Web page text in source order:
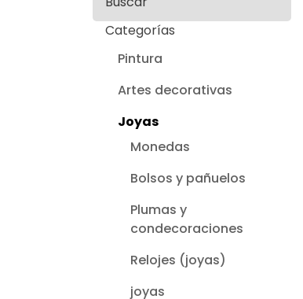
Categorías
Pintura
Artes decorativas
Joyas
Monedas
Bolsos y pañuelos
Plumas y
condecoraciones
Relojes (joyas)
joyas